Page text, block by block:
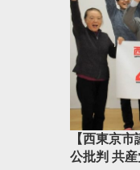
【西東京
公批判 共産